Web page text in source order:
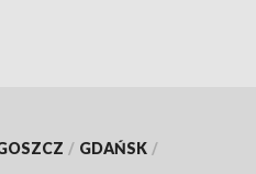
/ GDAŃSK /